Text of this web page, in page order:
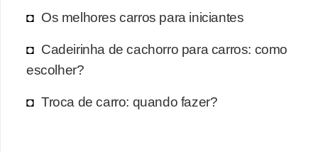
Os melhores carros para iniciantes
Cadeirinha de cachorro para carros: como
escolher?
Troca de carro: quando fazer?